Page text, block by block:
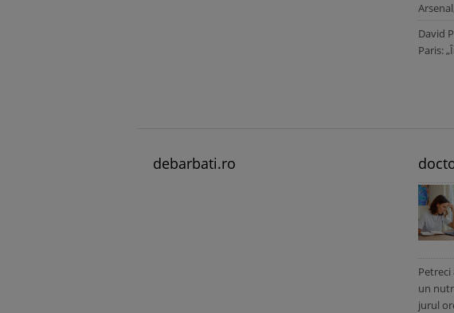
David
Paris:
debarbati.ro
un
jurul